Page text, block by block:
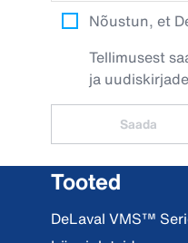
Nõustun, et
Tellimusest
ja
Saada
Tooted
DeLaval VMS™